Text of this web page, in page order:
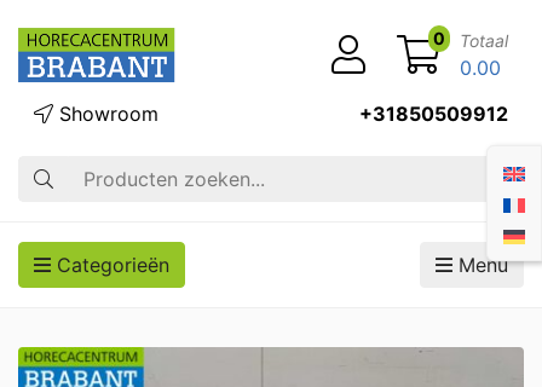
Zoek op
Showroom +31850509912
0 Totaal
0.00
Categorieën Menu